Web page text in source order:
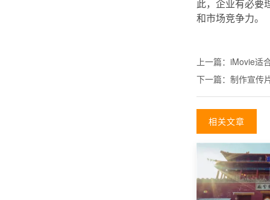
此，企业有必要
和市场竞争力。
上一篇： iMovie适
下一篇： 制作宣传
相关文章